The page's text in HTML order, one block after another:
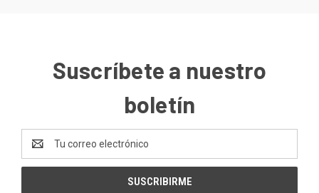
Suscríbete a nuestro
boletín
de
correo